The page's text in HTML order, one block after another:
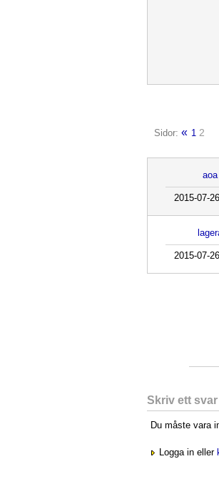
Sidor:« 1 2
aoa
2015-07-
2015-07-
Skriv ett svar
Du måste vara
Logga in eller